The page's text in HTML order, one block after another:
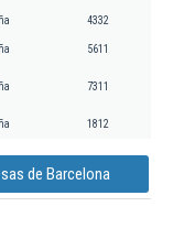
4332
5611
7311
1812
de Barcelona